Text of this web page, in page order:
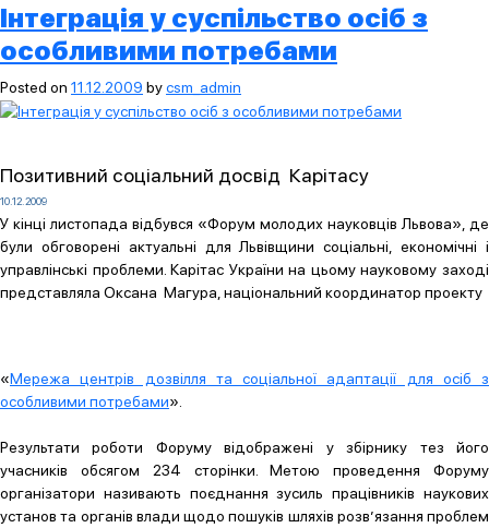
Інтеграція у суспільство осіб з
особливими потребами
Posted on 11.12.2009 bycsm_admin
Позитивний соціальний досвід Карітасу
10.12.2009
У кінці листопада відбувся «Форум молодих науковців Львова», де
були обговорені актуальні для Львівщини соціальні, економічні і
управлінські проблеми. Карітас України на цьому науковому заході
представляла Оксана Магура, національний координатор проекту
«Мережа центрів дозвілля та соціальної адаптації для осіб з
особливими потребами».
Результати роботи Форуму відображені у збірнику тез його
учасників обсягом 234 сторінки. Метою проведення Форуму
організатори називають поєднання зусиль працівників наукових
установ та органів влади щодо пошуків шляхів розв’язання проблем